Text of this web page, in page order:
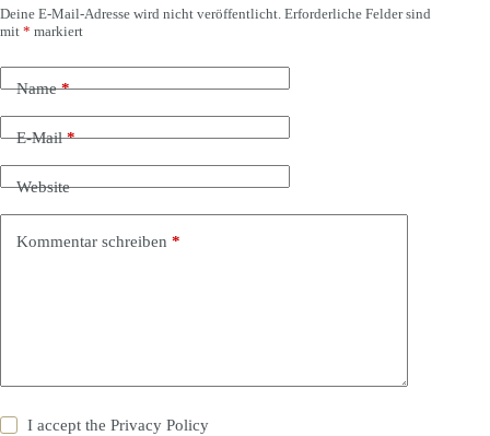
Deine E-Mail-Adresse wird nicht veröffentlicht. Erforderliche Felder sind
mit * markiert
Name*
E-Mail*
Website
Kommentar schreiben *
I accept thePrivacy Policy